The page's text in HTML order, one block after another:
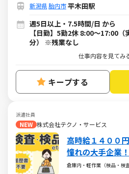
新潟県胎内市平木田駅
週5日以上・7.5時間/日 から
【日勤】5勤2休 8:00～17:00
分） ※残業なし
仕事内容を見てみ
キープする
派遣社員
NEW 株式会社テクノ・サービス
高時給１４００
憧れの大手企業
倉庫内・軽作業（検品・検